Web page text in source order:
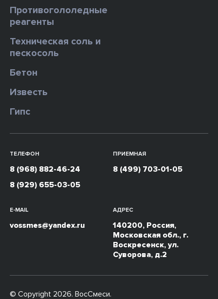
Противогололедные
реагенты
Техническая соль и
пескосоль
Бетон
Известь
Гипс
ТЕЛЕФОН
8 (968) 882-46-24
8 (929) 655-03-05
ПРИЕМНАЯ
8 (499) 703-01-05
E-MAIL
vossmes@yandex.ru
АДРЕС
140200, Россия,
Московская обл., г.
Воскресенск, ул.
Суворова, д.2
© Copyright 2026. ВосСмеси.